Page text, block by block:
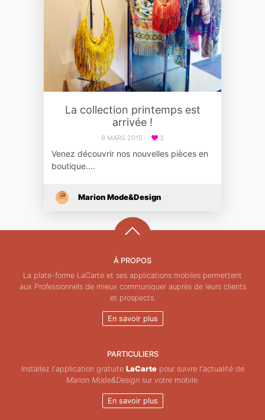
La collection printemps est
arrivée !
9 MARS 2015 3
Venez découvrir nos nouvelles pièces en
boutique....
Marion Mode&Design
À PROPOS
La plate-forme LaCarte et ses applications mobiles permettent
aux Professionnels de mieux communiquer auprès de leurs clients
et prospects.
En savoir plus
PARTICULIERS
Installez l'application gratuite LaCartepour suivre l'actualité de
Marion Mode&Designsur votre mobile.
En savoir plus